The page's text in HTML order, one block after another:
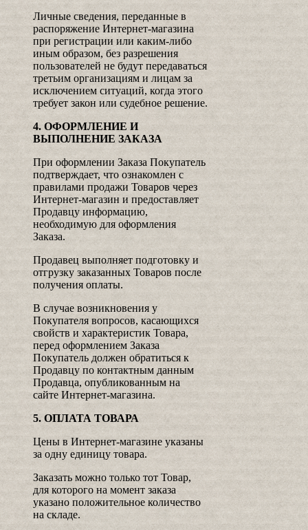
Личные сведения, переданные в
распоряжение Интернет-магазина
при регистрации или каким-либо
иным образом, без разрешения
пользователей не будут передаваться
третьим организациям и лицам за
исключением ситуаций, когда этого
требует закон или судебное решение.
4. ОФОРМЛЕНИЕ И
ВЫПОЛНЕНИЕ ЗАКАЗА
При оформлении Заказа Покупатель
подтверждает, что ознакомлен с
правилами продажи Товаров через
Интернет-магазин и предоставляет
Продавцу информацию,
необходимую для оформления
Заказа.
Продавец выполняет подготовку и
отгрузку заказанных Товаров после
получения оплаты.
В случае возникновения у
Покупателя вопросов, касающихся
свойств и характеристик Товара,
перед оформлением Заказа
Покупатель должен обратиться к
Продавцу по контактным данным
Продавца, опубликованным на
сайте Интернет-магазина.
5. ОПЛАТА ТОВАРА
Цены в Интернет-магазине указаны
за одну единицу товара.
Заказать можно только тот Товар,
для которого на момент заказа
указано положительное количество
на складе.